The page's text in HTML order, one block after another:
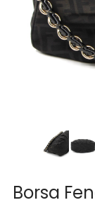
Borsa